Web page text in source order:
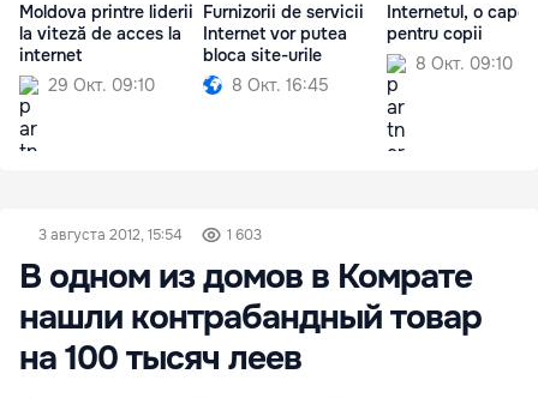
Moldova printre liderii
la viteză de acces la
internet
29 Окт. 09:10
Furnizorii de servicii
Internet vor putea
bloca site-urile
8 Окт. 16:45
Internetul, o
pentru copii
8 Окт. 09:10
3 августа 2012, 15:54 1 603
В одном из домов в Комрате
нашли контрабандный товар
на 100 тысяч леев